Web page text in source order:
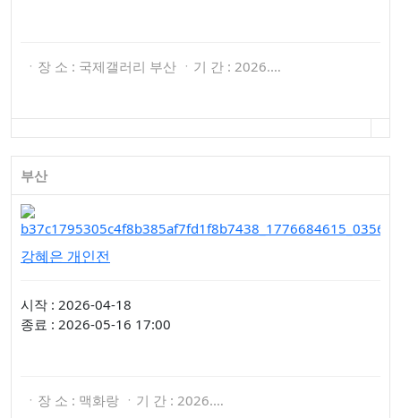
ㆍ장 소 : 국제갤러리 부산 ㆍ기 간 : 2026.…
부산
강혜은 개인전
시작 : 2026-04-18
종료 : 2026-05-16 17:00
ㆍ장 소 : 맥화랑 ㆍ기 간 : 2026.…